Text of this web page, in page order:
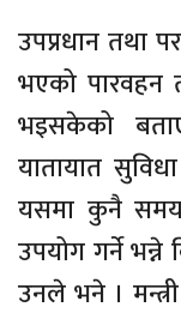
उपप्रधान तथा
भएको पारवहन
भइसकेको
यातायात
यसमा कुनै
उपयोग गर्ने भन्ने
उनले भने ।